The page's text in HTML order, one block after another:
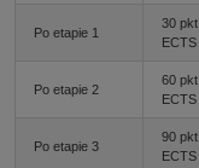
Po etapie 1
30 pkt
ECTS
Po etapie 2
60 pkt
ECTS
Po etapie 3
90 pkt
ECTS